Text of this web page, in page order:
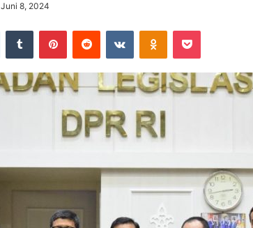
Juni 8, 2024